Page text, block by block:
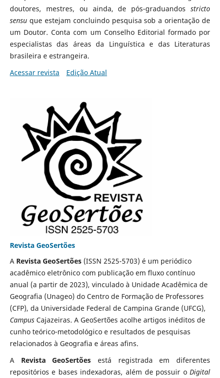
doutores, mestres, ou ainda, de pós-graduandosstricto
sensuque estejam concluindo pesquisa sob a orientação de
um Doutor. Conta com um Conselho Editorial formado por
especialistas das áreas da Linguística e das Literaturas
brasileira e estrangeira.
Acessar revista
Edição Atual
Revista GeoSertões
ARevista GeoSertões (ISSN 2525-5703) é um periódico
acadêmico eletrônico com publicação em fluxo contínuo
anual (a partir de 2023), vinculado à Unidade Acadêmica de
Geografia (Unageo) do Centro de Formação de Professores
(CFP), da Universidade Federal de Campina Grande (UFCG),
CampusCajazeiras. A GeoSertões acolhe artigos inéditos de
cunho teórico-metodológico e resultados de pesquisas
relacionados à Geografia e áreas afins.
A Revista GeoSertões está registrada em diferentes
repositórios e bases indexadoras, além de possuir oDigital